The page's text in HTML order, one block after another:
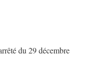
du 29 décembre